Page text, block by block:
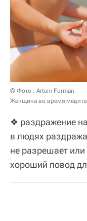
© Фото : Artem Furman
Женщина во время
❖ раздражение
в людях
не разрешает
хороший повод